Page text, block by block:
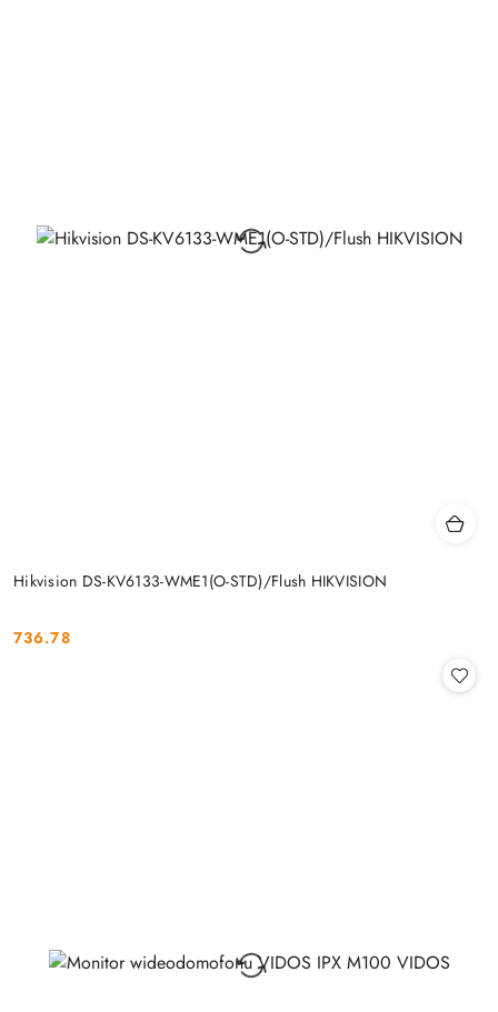
Hikvision DS-KV6133-WME1(O-STD)/Flush HIKVISION
Cena:
736.78